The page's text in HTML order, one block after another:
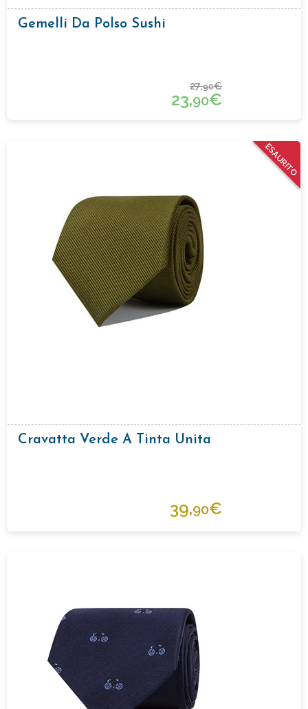
Gemelli Da Polso Sushi
27,90€
23,90€
ESAURITO
Cravatta Verde A Tinta Unita
39,90€